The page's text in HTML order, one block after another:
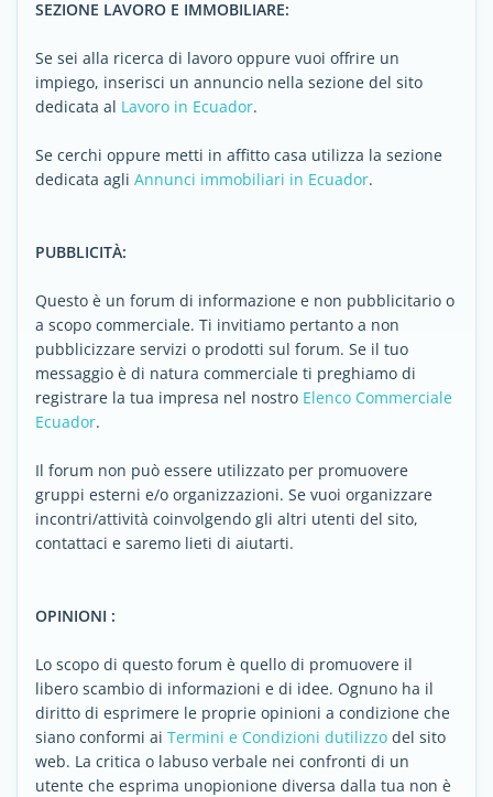
SEZIONE LAVORO E IMMOBILIARE:
Se sei alla ricerca di lavoro oppure vuoi offrire un
impiego, inserisci un annuncio nella sezione del sito
dedicata al Lavoro in Ecuador.
Se cerchi oppure metti in affitto casa utilizza la sezione
dedicata agli Annunci immobiliari in Ecuador.
PUBBLICITÀ:
Questo è un forum di informazione e non pubblicitario o
a scopo commerciale. Ti invitiamo pertanto a non
pubblicizzare servizi o prodotti sul forum. Se il tuo
messaggio è di natura commerciale ti preghiamo di
registrare la tua impresa nel nostro Elenco Commerciale
Ecuador.
Il forum non può essere utilizzato per promuovere
gruppi esterni e/o organizzazioni. Se vuoi organizzare
incontri/attività coinvolgendo gli altri utenti del sito,
contattaci e saremo lieti di aiutarti.
OPINIONI :
Lo scopo di questo forum è quello di promuovere il
libero scambio di informazioni e di idee. Ognuno ha il
diritto di esprimere le proprie opinioni a condizione che
siano conformi ai Termini e Condizioni dutilizzo del sito
web. La critica o labuso verbale nei confronti di un
utente che esprima unopionione diversa dalla tua non è